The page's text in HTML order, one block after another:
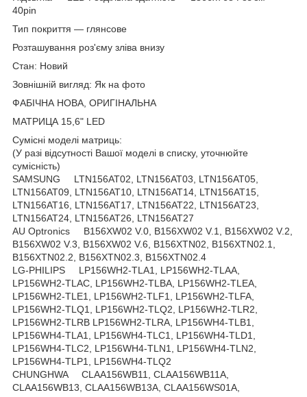
40pin
Тип покриття — глянсове
Розташування роз'єму зліва внизу
Стан: Новий
Зовнішній вигляд: Як на фото
ФАБІЧНА НОВА, ОРИГІНАЛЬНА
МАТРИЦА 15,6" LED
Сумісні моделі матриць:
(У разі відсутності Вашої моделі в списку, уточнюйте
сумісність)
SAMSUNG LTN156AT02, LTN156AT03, LTN156AT05,
LTN156AT09, LTN156AT10, LTN156AT14, LTN156AT15,
LTN156AT16, LTN156AT17, LTN156AT22, LTN156AT23,
LTN156AT24, LTN156AT26, LTN156AT27
AU Optronics B156XW02 V.0, B156XW02 V.1, B156XW02 V.2,
B156XW02 V.3, B156XW02 V.6, B156XTN02, B156XTN02.1,
B156XTN02.2, B156XTN02.3, B156XTN02.4
LG-PHILIPS LP156WH2-TLA1, LP156WH2-TLAA,
LP156WH2-TLAC, LP156WH2-TLBA, LP156WH2-TLEA,
LP156WH2-TLE1, LP156WH2-TLF1, LP156WH2-TLFA,
LP156WH2-TLQ1, LP156WH2-TLQ2, LP156WH2-TLR2,
LP156WH2-TLRB LP156WH2-TLRA, LP156WH4-TLB1,
LP156WH4-TLA1, LP156WH4-TLC1, LP156WH4-TLD1,
LP156WH4-TLC2, LP156WH4-TLN1, LP156WH4-TLN2,
LP156WH4-TLP1, LP156WH4-TLQ2
CHUNGHWA CLAA156WB11, CLAA156WB11A,
CLAA156WB13, CLAA156WB13A, CLAA156WS01A,